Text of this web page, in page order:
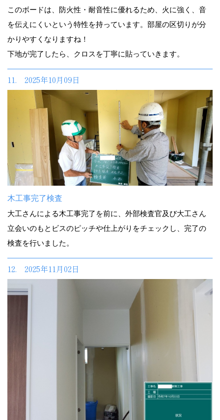
このボードは、防火性・耐音性に優れるため、火に強く、音
を伝えにくいという特性を持っています。部屋の区切りが分
かりやすくなりますね！
下地が完了したら、クロスを丁寧に貼っていきます。
11. 2025年10月09日
木工事完了検査
大工さんによる木工事完了を前に、外部検査官及び大工さん
立会いのもとビスのピッチや仕上がりをチェックし、完了の
検査を行いました。
12. 2025年11月02日